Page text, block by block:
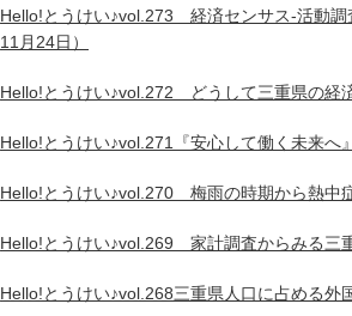
Hello!とうけい♪vol.273 経済センサス-活動
11月24日）
Hello!とうけい♪vol.272 どうして三重県の経
Hello!とうけい♪vol.271『安心して働く未来へ
Hello!とうけい♪vol.270 梅雨の時期から熱中
Hello!とうけい♪vol.269 家計調査からみる三
Hello!とうけい♪vol.268三重県人口に占める外